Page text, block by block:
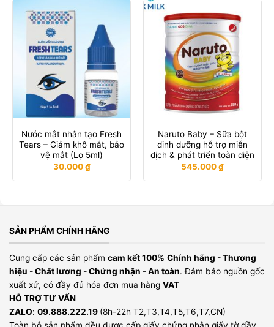
Nước mắt nhân tạo Fresh
Tears – Giảm khô mắt, bảo
vệ mắt (Lọ 5ml)
30.000₫
Naruto Baby – Sữa bột
dinh dưỡng hỗ trợ miễn
dịch & phát triển toàn diện
545.000₫
SẢN PHẨM CHÍNH HÃNG
Cung cấp các sản phẩm cam kết 100% Chính hãng - Thương
hiệu - Chất lương - Chứng nhận - An toàn. Đảm bảo nguồn gốc
xuất xứ, có đầy đủ hóa đơn mua hàng VAT
HỖ TRỢ TƯ VẤN
ZALO: 09.888.222.19 (8h-22h T2,T3,T4,T5,T6,T7,CN)
Toàn bộ sản phẩm đều được cấp giấy chứng nhận giấy tờ đầy